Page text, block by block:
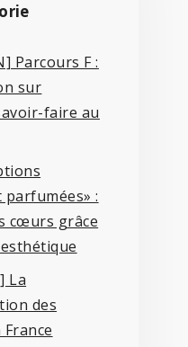
Parcours F :
sur
faire au
:
cœurs grâce
La
des